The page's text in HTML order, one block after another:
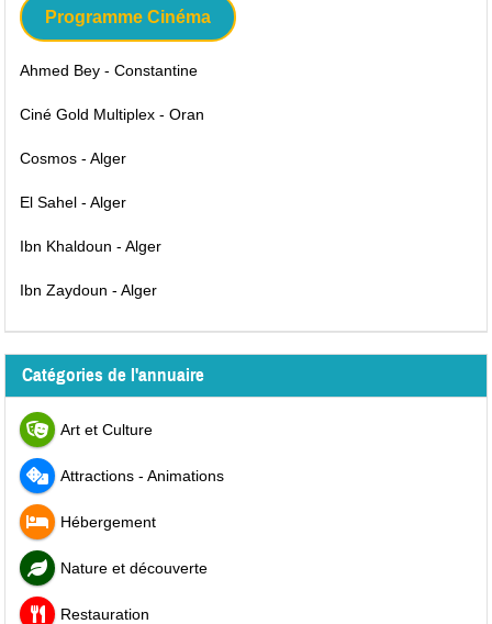
Programme Cinéma
Ahmed Bey - Constantine
Ciné Gold Multiplex - Oran
Cosmos - Alger
El Sahel - Alger
Ibn Khaldoun - Alger
Ibn Zaydoun - Alger
Catégories de l'annuaire
Art et Culture
Attractions - Animations
Hébergement
Nature et découverte
Restauration